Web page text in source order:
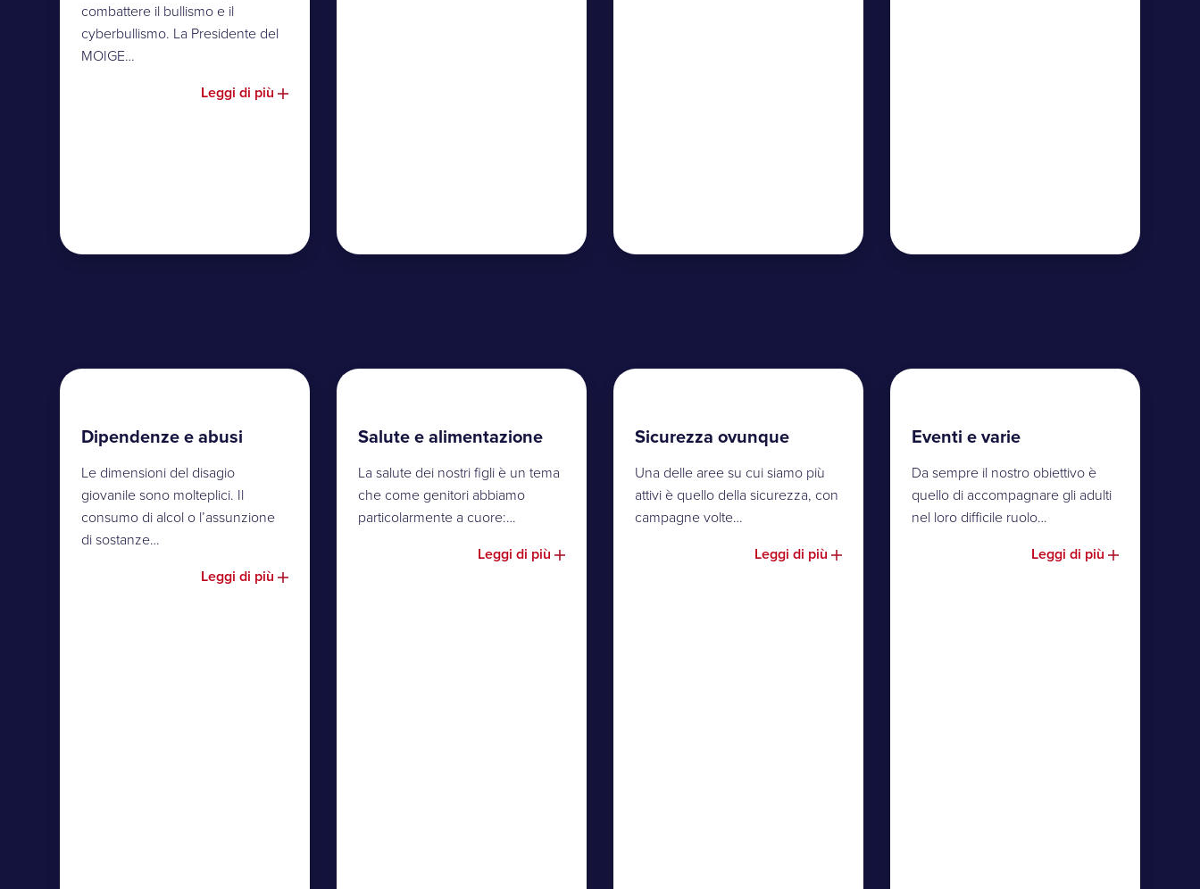
combattere il bullismo e il
cyberbullismo. La Presidente del
MOIGE…
Leggi di più
Dipendenze e abusi
Le dimensioni del disagio
giovanile sono molteplici. Il
consumo di alcol o l’assunzione
di sostanze…
Leggi di più
Salute e alimentazione
La salute dei nostri figli è un tema
che come genitori abbiamo
particolarmente a cuore:…
Leggi di più
Sicurezza ovunque
Una delle aree su cui siamo più
attivi è quello della sicurezza, con
campagne volte…
Leggi di più
Eventi e varie
Da sempre il nostro obiettivo è
quello di accompagnare gli adulti
nel loro difficile ruolo…
Leggi di più